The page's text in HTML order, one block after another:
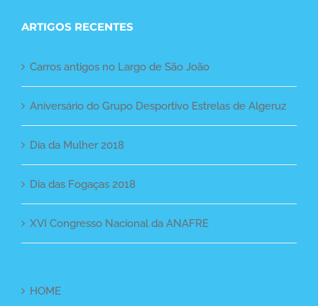
ARTIGOS RECENTES
Carros antigos no Largo de São João
Aniversário do Grupo Desportivo Estrelas de Algeruz
Dia da Mulher 2018
Dia das Fogaças 2018
XVI Congresso Nacional da ANAFRE
HOME